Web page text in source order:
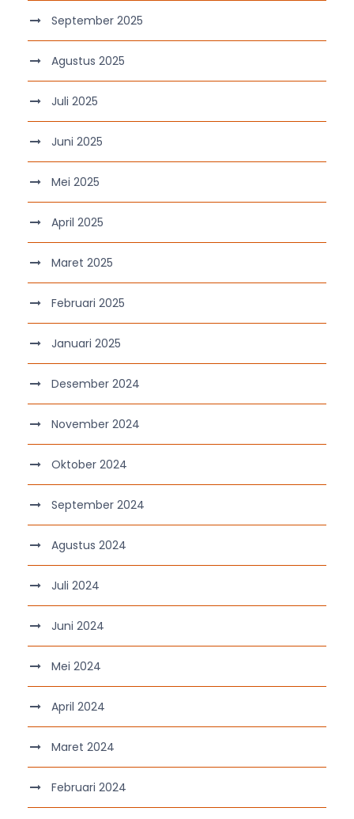
September 2025
Agustus 2025
Juli 2025
Juni 2025
Mei 2025
April 2025
Maret 2025
Februari 2025
Januari 2025
Desember 2024
November 2024
Oktober 2024
September 2024
Agustus 2024
Juli 2024
Juni 2024
Mei 2024
April 2024
Maret 2024
Februari 2024